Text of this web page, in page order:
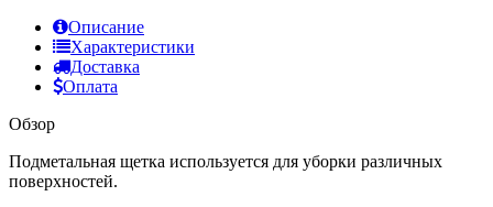
Описание
Характеристики
Доставка
Оплата
Обзор
Подметальная щетка используется для уборки различных
поверхностей.